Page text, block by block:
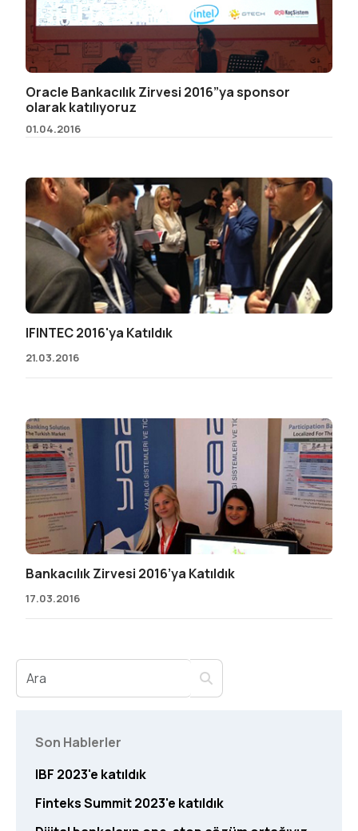
Oracle Bankacılık Zirvesi 2016”ya sponsor
olarak katılıyoruz
01.04.2016
IFINTEC 2016'ya Katıldık
21.03.2016
Bankacılık Zirvesi 2016’ya Katıldık
17.03.2016
Son Hablerler
IBF 2023'e katıldık
Finteks Summit 2023'e katıldık